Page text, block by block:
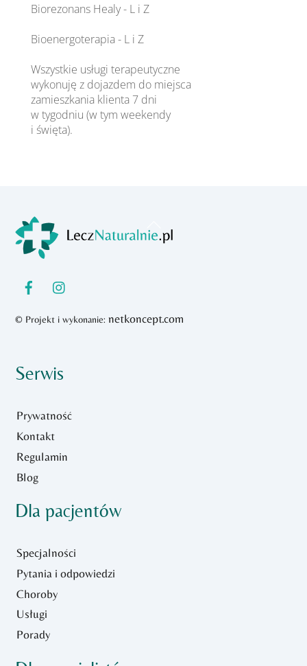
Biorezonans Healy - L i Z
Bioenergoterapia - L i Z
Wszystkie usługi terapeutyczne
wykonuję z dojazdem do miejsca
zamieszkania klienta 7 dni
w tygodniu (w tym weekendy
i święta).
To
© Projekt i wykonanie:netkoncept.com
Serwis
Prywatność
Kontakt
Regulamin
Blog
Dla pacjentów
Specjalności
Pytania i odpowiedzi
Choroby
Usługi
Porady